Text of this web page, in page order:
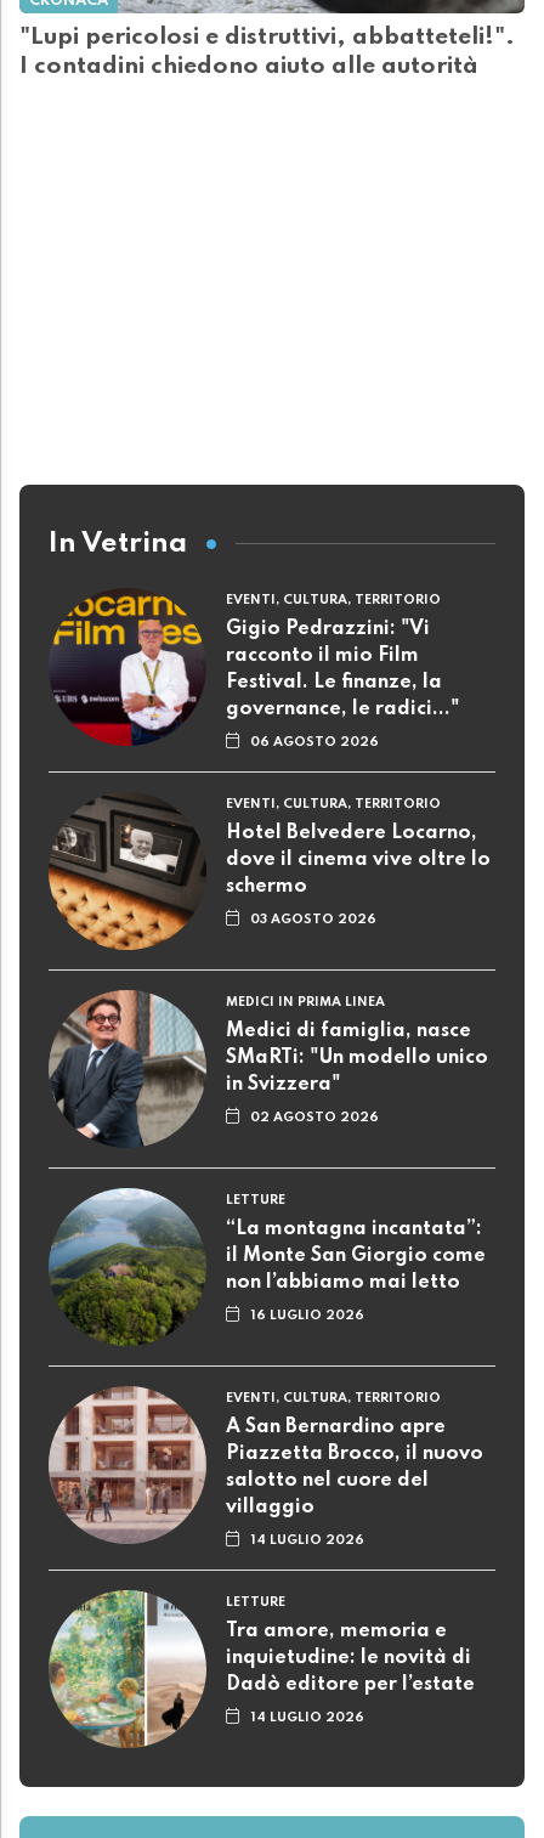
"Lupi pericolosi e distruttivi, abbatteteli!".
I contadini chiedono aiuto alle autorità
In Vetrina
EVENTI, CULTURA, TERRITORIO
Gigio Pedrazzini: "Vi
racconto il mio Film
Festival. Le finanze, la
governance, le radici..."
06 AGOSTO 2026
EVENTI, CULTURA, TERRITORIO
Hotel Belvedere Locarno,
dove il cinema vive oltre lo
schermo
03 AGOSTO 2026
MEDICI IN PRIMA LINEA
Medici di famiglia, nasce
SMaRTi: "Un modello unico
in Svizzera"
02 AGOSTO 2026
LETTURE
“La montagna incantata”:
il Monte San Giorgio come
non l’abbiamo mai letto
16 LUGLIO 2026
EVENTI, CULTURA, TERRITORIO
A San Bernardino apre
Piazzetta Brocco, il nuovo
salotto nel cuore del
villaggio
14 LUGLIO 2026
LETTURE
Tra amore, memoria e
inquietudine: le novità di
Dadò editore per l’estate
14 LUGLIO 2026